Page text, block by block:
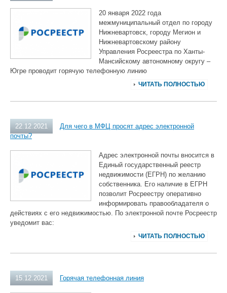
20 января 2022 года
межмуниципальный отдел по городу
Нижневартовск, городу Мегион и
Нижневартовскому району
Управления Росреестра по Ханты-
Мансийскому автономному округу –
Югре проводит горячую телефонную линию
ЧИТАТЬ ПОЛНОСТЬЮ
22.12.2021
Для чего в МФЦ просят адрес электронной
почты?
Адрес электронной почты вносится в
Единый государственный реестр
недвижимости (ЕГРН) по желанию
собственника. Его наличие в ЕГРН
позволит Росреестру оперативно
информировать правообладателя о
действиях с его недвижимостью. По электронной почте Росреестр
уведомит вас:
ЧИТАТЬ ПОЛНОСТЬЮ
15.12.2021 Горячая телефонная линия